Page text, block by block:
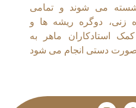
می شوند و تمامی
زنی، دوگره ریشه ها و
استادکاران ماهر به